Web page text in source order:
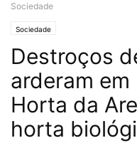
Sociedade
Sociedade
Destroços
arderam
Horta da
horta